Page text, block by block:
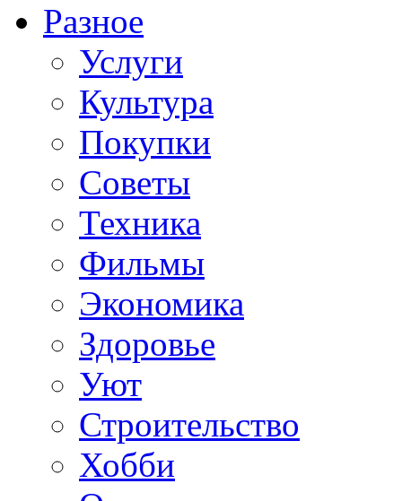
Разное
Услуги
Культура
Покупки
Советы
Техника
Фильмы
Экономика
Здоровье
Уют
Строительство
Хобби